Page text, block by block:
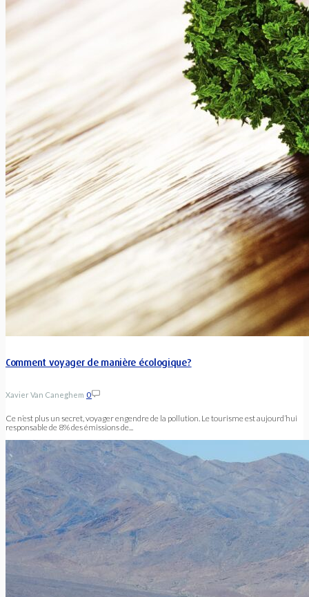
Comment voyager de manière écologique?
Xavier Van Caneghem 0
Ce n’est plus un secret, voyager engendre de la pollution. Le tourisme est aujourd’hui
responsable de 8% des émissions de...